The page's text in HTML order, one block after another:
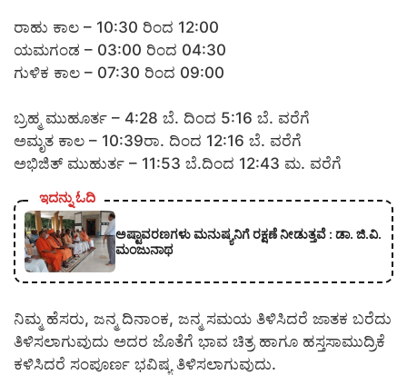
ರಾಹು ಕಾಲ – 10:30 ರಿಂದ 12:00
ಯಮಗಂಡ – 03:00 ರಿಂದ 04:30
ಗುಳಿಕ ಕಾಲ – 07:30 ರಿಂದ 09:00
ಬ್ರಹ್ಮ ಮುಹೂರ್ತ – 4:28 ಬೆ. ದಿಂದ 5:16 ಬೆ. ವರೆಗೆ
ಅಮೃತ ಕಾಲ – 10:39ರಾ. ದಿಂದ 12:16 ಬೆ. ವರೆಗೆ
ಅಭಿಜಿತ್ ಮುಹುರ್ತ – 11:53 ಬೆ.ದಿಂದ 12:43 ಮ. ವರೆಗೆ
ಇದನ್ನು ಓದಿ
ಅಷ್ಟಾವರಣಗಳು ಮನುಷ್ಯನಿಗೆ ರಕ್ಷಣೆ ನೀಡುತ್ತವೆ : ಡಾ. ಜಿ.ವಿ.
ಮಂಜುನಾಥ
ನಿಮ್ಮ ಹೆಸರು, ಜನ್ಮ ದಿನಾಂಕ, ಜನ್ಮ ಸಮಯ ತಿಳಿಸಿದರೆ ಜಾತಕ ಬರೆದು
ತಿಳಿಸಲಾಗುವುದು ಅದರ ಜೊತೆಗೆ ಭಾವ ಚಿತ್ರ ಹಾಗೂ ಹಸ್ತಸಾಮುದ್ರಿಕೆ
ಕಳಿಸಿದರೆ ಸಂಪೂರ್ಣ ಭವಿಷ್ಯ ತಿಳಿಸಲಾಗುವುದು.